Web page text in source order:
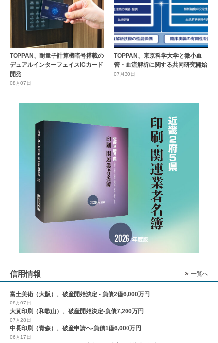
TOPPAN、耐量子計算機暗号搭載の
デュアルインターフェイスICカード
開発
08月07日
TOPPAN、東京科学大学と微小血
管・血流解析に関する共同研究開始
07月30日
信用情報 一覧へ
富士美術（大阪）、破産開始決定 - 負債2億6,000万円
08月07日
大黄印刷（和歌山）、破産開始決定-負債7,200万円
07月28日
中長印刷（青森）、破産申請へ-負債1億6,000万円
06月17日